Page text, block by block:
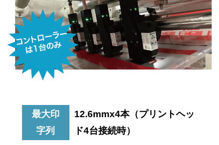
最大印
字列
12.6mmx4本（プリントヘッ
ド4台接続時）